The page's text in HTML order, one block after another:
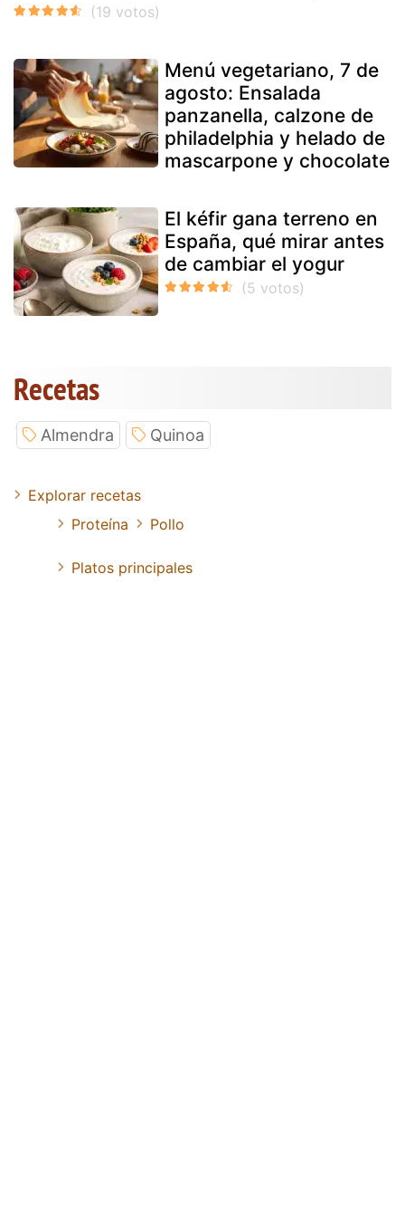
Menú vegetariano, 7 de
agosto: Ensalada
panzanella, calzone de
philadelphia y helado de
mascarpone y chocolate
El kéfir gana terreno en
España, qué mirar antes
de cambiar el yogur
Recetas
Almendra Quinoa
Explorar recetas
Proteína
Pollo
Platos principales